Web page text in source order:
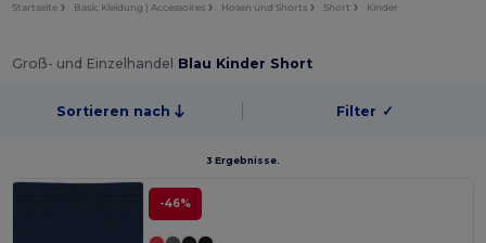
Startseite Basic Kleidung | Accessoires Hosen und Shorts Short Kinder
Groß- und Einzelhandel Blau Kinder Short
Sortieren nach Filter ✓
3 Ergebnisse.
-46%